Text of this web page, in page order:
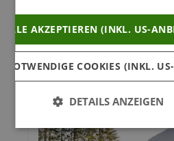
4 ÜN für 2 Personen ab
Mehr Info
ALLE AKZEPTIEREN (INKL. US-
NOTWENDIGE COOKIES (INKL.
DETAILS ANZEIGEN